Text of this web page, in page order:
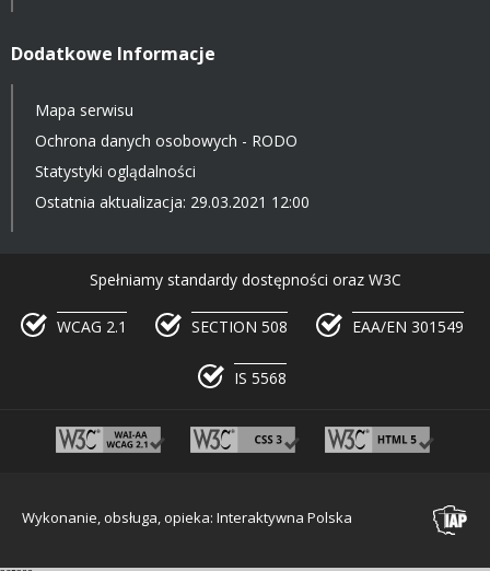
Dodatkowe Informacje
Mapa serwisu
Ochrona danych osobowych - RODO
Statystyki oglądalności
Ostatnia aktualizacja: 29.03.2021 12:00
Spełniamy standardy dostępności oraz W3C
WCAG 2.1 SECTION 508 EAA/EN 301549
IS 5568
Wykonanie, obsługa, opieka: Interaktywna Polska